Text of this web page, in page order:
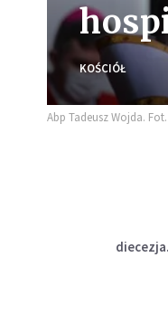
KOŚCIÓŁ
Abp Tadeusz Wojda.